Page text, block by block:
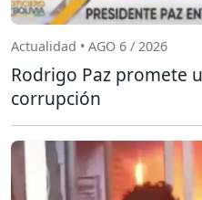
Actualidad • AGO 6 / 2026
Rodrigo Paz promete
corrupción